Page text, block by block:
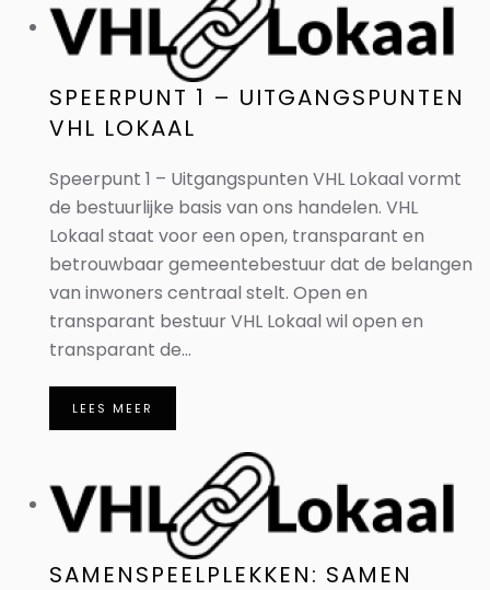
SPEERPUNT 1 – UITGANGSPUNTEN
VHL LOKAAL
Speerpunt 1 – Uitgangspunten VHL Lokaal vormt
de bestuurlijke basis van ons handelen. VHL
Lokaal staat voor een open, transparant en
betrouwbaar gemeentebestuur dat de belangen
van inwoners centraal stelt. Open en
transparant bestuur VHL Lokaal wil open en
transparant de...
LEES MEER
SAMENSPEELPLEKKEN: SAMEN